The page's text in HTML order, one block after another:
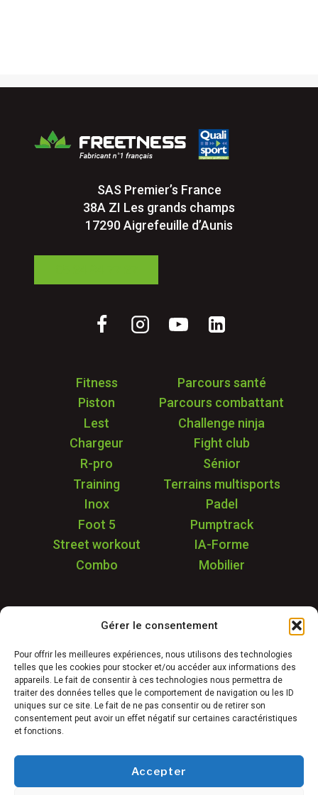
Gérer le consentement
Pour offrir les meilleures expériences, nous utilisons des technologies
telles que les cookies pour stocker et/ou accéder aux informations des
appareils. Le fait de consentir à ces technologies nous permettra de
traiter des données telles que le comportement de navigation ou les ID
uniques sur ce site. Le fait de ne pas consentir ou de retirer son
consentement peut avoir un effet négatif sur certaines caractéristiques
et fonctions.
Accepter
SAS Premier’s France
38A ZI Les grands champs
17290 Aigrefeuille d’Aunis
Fitness
Parcours santé
Piston
Parcours combattant
Lest
Challenge ninja
Chargeur
Fight club
R-pro
Sénior
Training
Terrains multisports
Inox
Padel
Foot 5
Pumptrack
Street workout
IA-Forme
Combo
Mobilier
Garantie & SAV
Déstockage
Réalisations
FAQ
Blog
Contact